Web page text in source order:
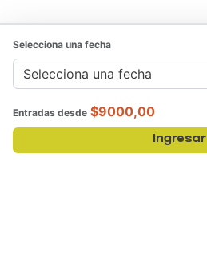
Selecciona una fecha
Entradas desde $9000,00
Ingresar